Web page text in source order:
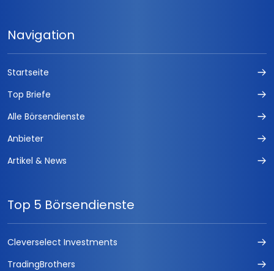
Navigation
Startseite
Top Briefe
Alle Börsendienste
Anbieter
Artikel & News
Top 5 Börsendienste
Cleverselect Investments
TradingBrothers